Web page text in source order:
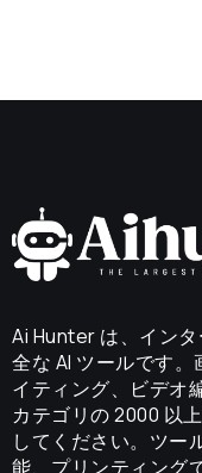
Ai Hunter は、イン
全な AI ツールです
イティング、ビデオ
カテゴリの 2000 以
してください。ツー
能、プリンティング